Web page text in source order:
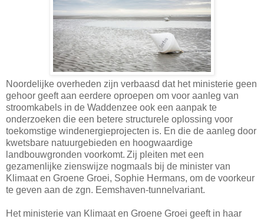
Noordelijke overheden zijn verbaasd dat het ministerie geen
gehoor geeft aan eerdere oproepen om voor aanleg van
stroomkabels in de Waddenzee ook een aanpak te
onderzoeken die een betere structurele oplossing voor
toekomstige windenergieprojecten is. En die de aanleg door
kwetsbare natuurgebieden en hoogwaardige
landbouwgronden voorkomt. Zij pleiten met een
gezamenlijke zienswijze nogmaals bij de minister van
Klimaat en Groene Groei, Sophie Hermans, om de voorkeur
te geven aan de zgn. Eemshaven-tunnelvariant.
Het ministerie van Klimaat en Groene Groei geeft in haar